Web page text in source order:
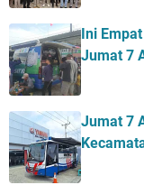
Ini
Jumat 7
Jumat 7